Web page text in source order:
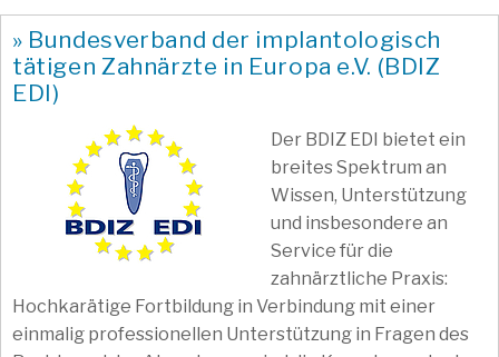
» Bundesverband der implantologisch
tätigen Zahnärzte in Europa e.V. (BDIZ
EDI)
Der BDIZ EDI bietet ein
breites Spektrum an
Wissen, Unterstützung
und insbesondere an
Service für die
zahnärztliche Praxis:
Hochkarätige Fortbildung in Verbindung mit einer
einmalig professionellen Unterstützung in Fragen des